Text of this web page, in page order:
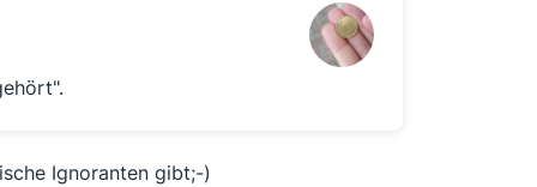
Ignoranten gibt;-)